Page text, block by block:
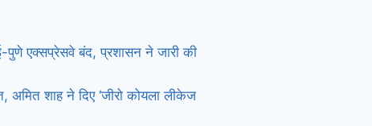
एक्सप्रेसवे बंद, प्रशासन ने जारी की
शाह ने दिए ‘जीरो कोयला लीकेज